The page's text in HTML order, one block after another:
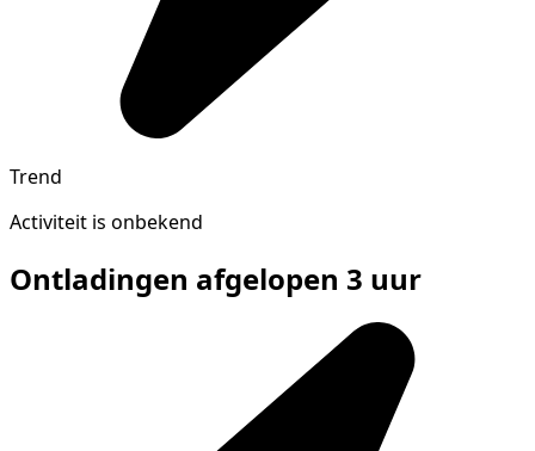
Trend
Activiteit is onbekend
Ontladingen afgelopen 3 uur